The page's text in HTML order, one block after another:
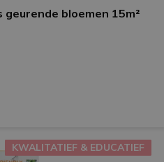
bloemen 15m²
KWALITATIEF & EDUCATIEF
KWALITATIEF & EDUCATIEF